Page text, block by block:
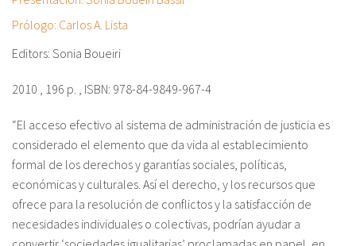
Prólogo: Carlos A. Lista
Editors: Sonia Boueiri
2010 , 196 p. , ISBN: 978-84-9849-967-4
“El acceso efectivo al sistema de administración de justicia es
considerado el elemento que da vida al establecimiento
formal de los derechos y garantías sociales, políticas,
económicas y culturales. Así el derecho, y los recursos que
ofrece para la resolución de conflictos y la satisfacción de
necesidades individuales o colectivas, podrían ayudar a